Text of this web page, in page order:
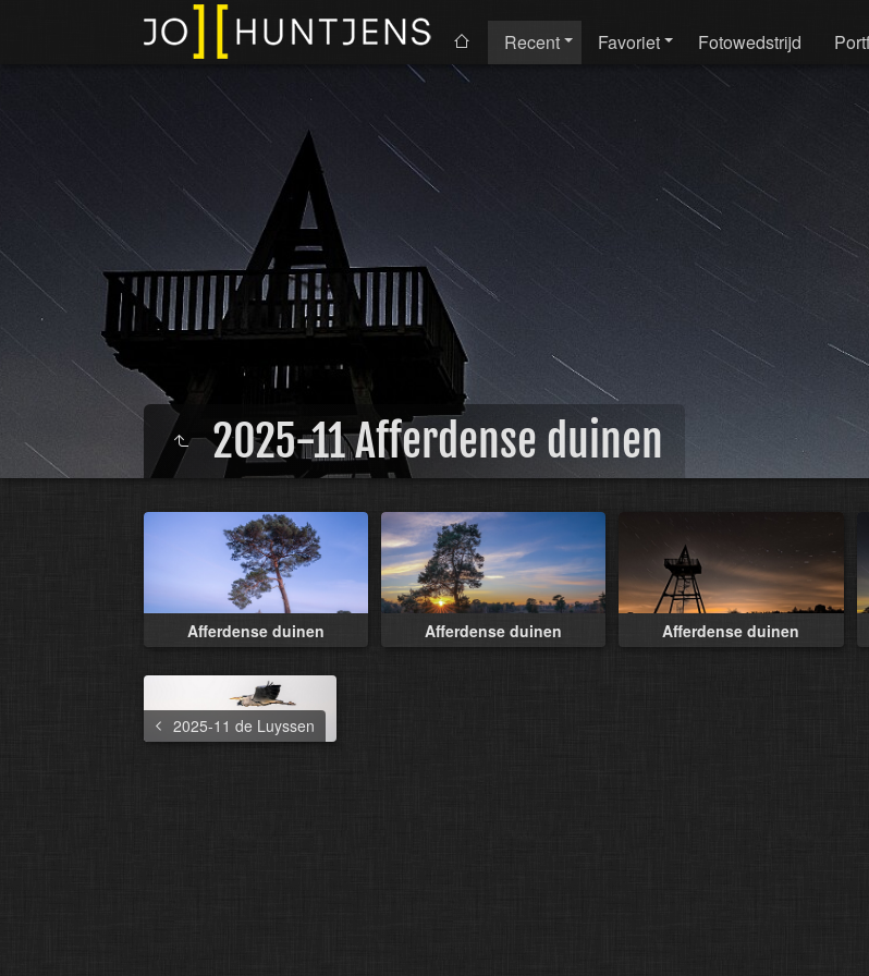
Recent Favoriet Fotowedstrijd
2025-11 Afferdense duinen
Afferdense duinen Afferdense duinen Afferdense duinen
2025-11 de Luyssen